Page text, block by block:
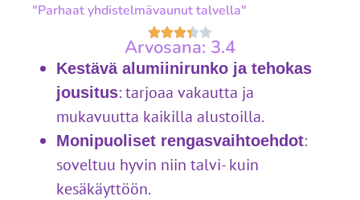
"Parhaat yhdistelmävaunut talvella"
Arvosana: 3.4
Kestävä alumiinirunko ja tehokas
jousitus: tarjoaa vakautta ja
mukavuutta kaikilla alustoilla.
Monipuoliset rengasvaihtoehdot:
soveltuu hyvin niin talvi- kuin
kesäkäyttöön.